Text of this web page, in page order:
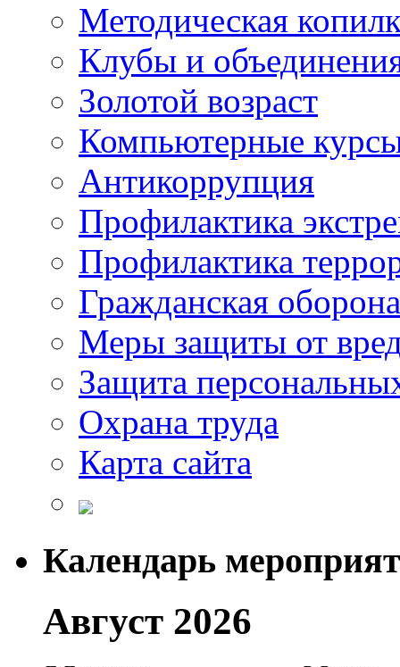
Методическая
Клубы и
Золотой возраст
Компьютерные
Антикоррупция
Профилактика
Профилактика
Гражданская оборона
Меры защиты от
Защита
Охрана труда
Карта сайта
Календарь
Август 2026